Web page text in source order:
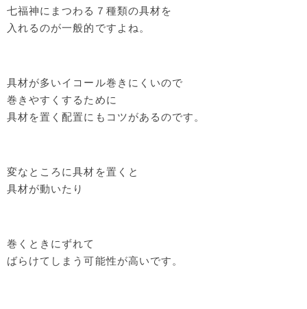
七福神にまつわる７種類の具材を
入れるのが一般的ですよね。
具材が多いイコール巻きにくいので
巻きやすくするために
具材を置く配置にもコツがあるのです。
変なところに具材を置くと
具材が動いたり
巻くときにずれて
ばらけてしまう可能性が高いです。